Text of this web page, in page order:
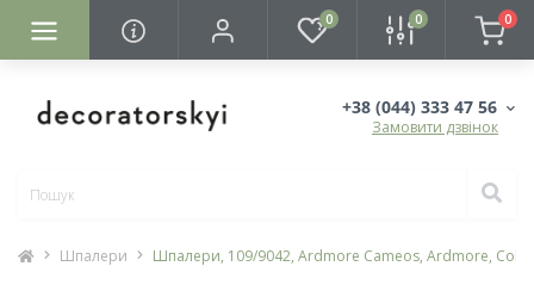
0 0 0
+38 (044) 333 47 56
Замовити дзвінок
Шпалери Шпалери, 109/9042, Ardmore Cameos, Ardmore, Cole